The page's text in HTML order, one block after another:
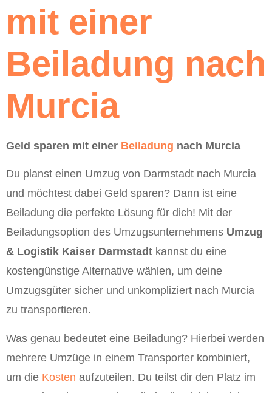
mit einer
Beiladung nach
Murcia
Geld sparen mit einer Beiladung nach Murcia
Du planst einen Umzug von Darmstadt nach Murcia
und möchtest dabei Geld sparen? Dann ist eine
Beiladung die perfekte Lösung für dich! Mit der
Beiladungsoption des Umzugsunternehmens Umzug
& Logistik Kaiser Darmstadt kannst du eine
kostengünstige Alternative wählen, um deine
Umzugsgüter sicher und unkompliziert nach Murcia
zu transportieren.
Was genau bedeutet eine Beiladung? Hierbei werden
mehrere Umzüge in einem Transporter kombiniert,
um die Kosten aufzuteilen. Du teilst dir den Platz im